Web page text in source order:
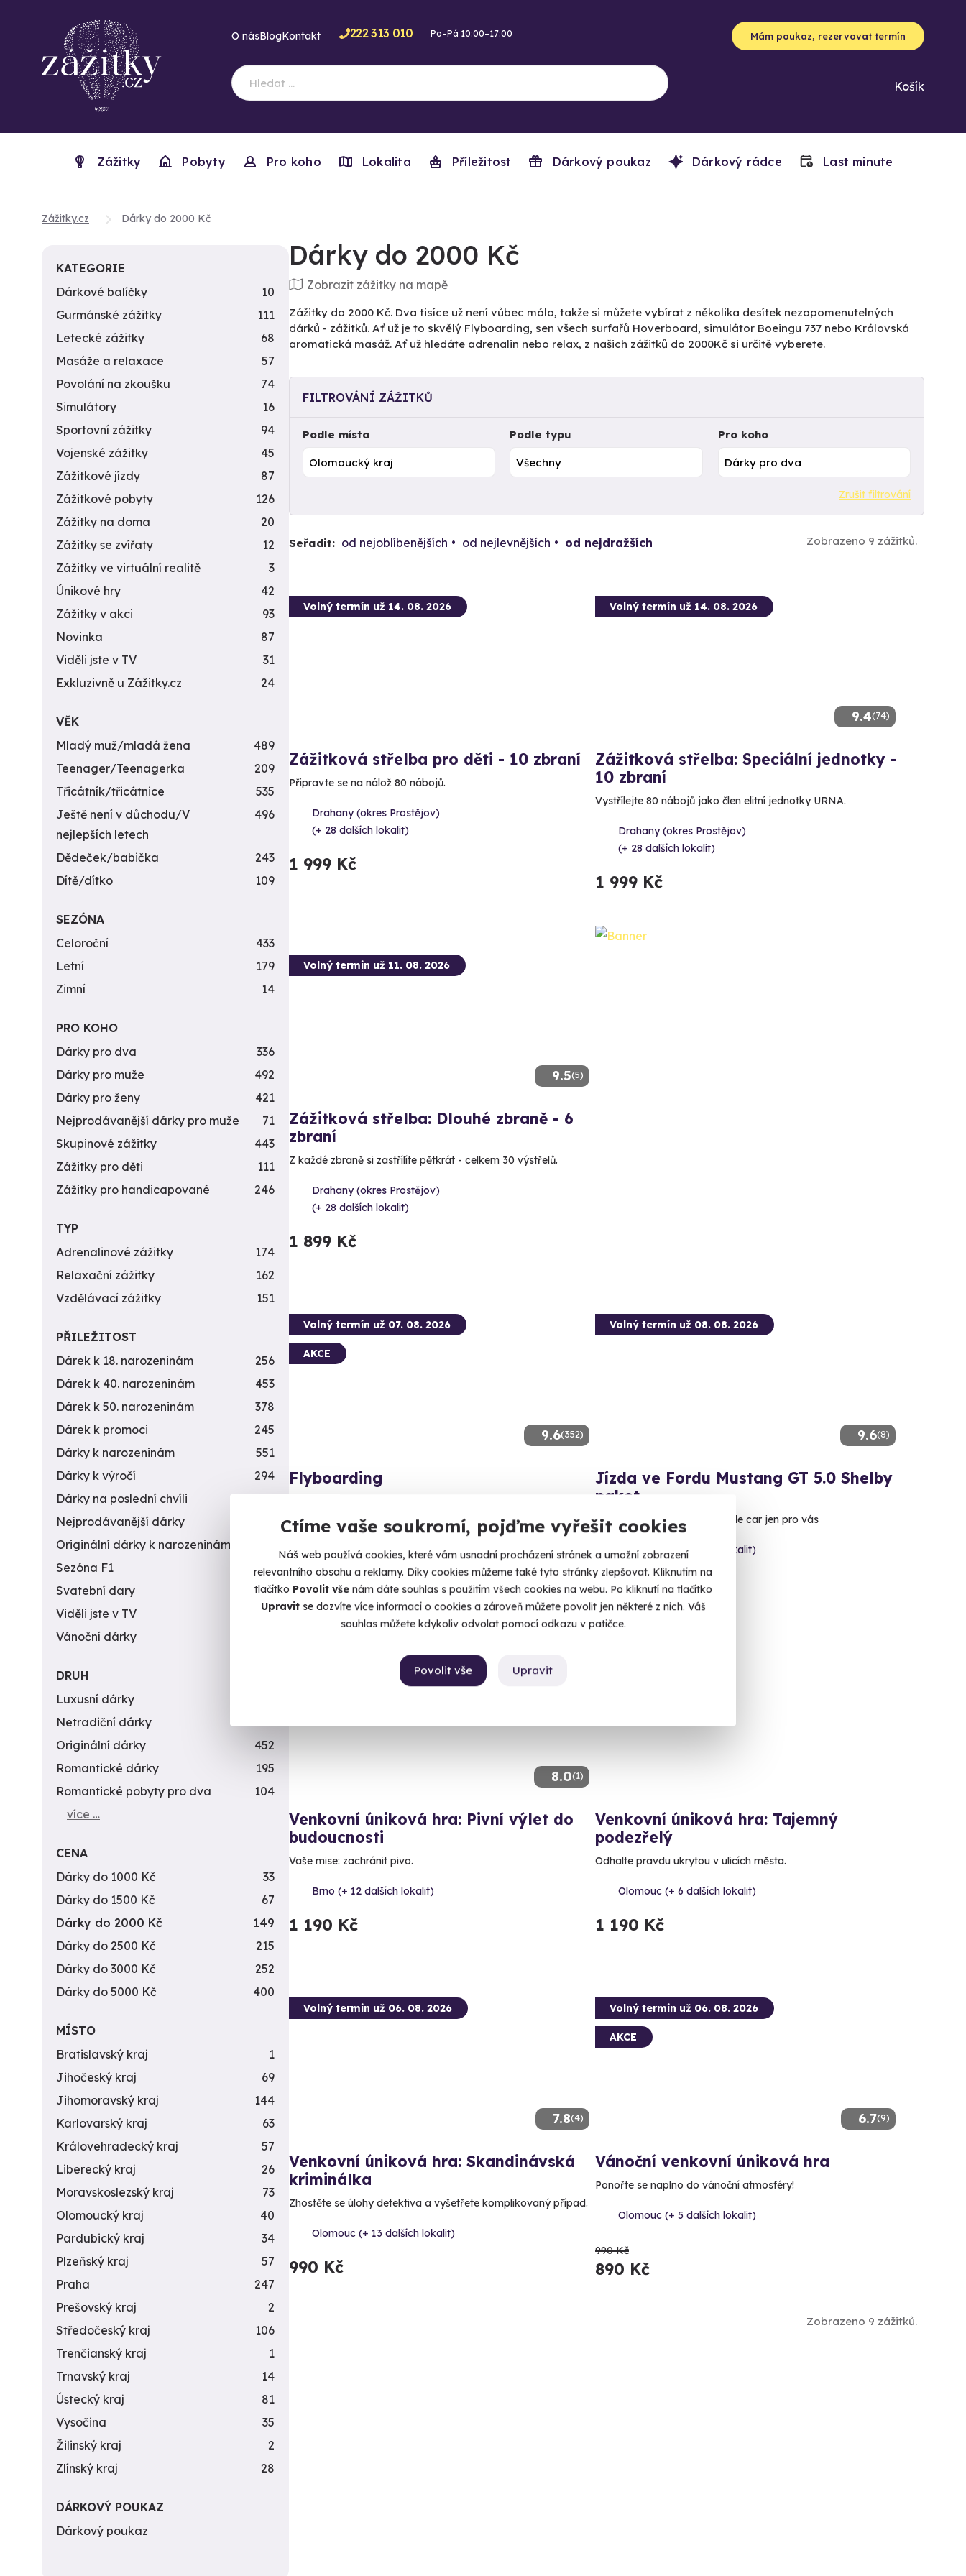
Ctíme vaše soukromí, pojďme vyřešit cookies
Náš web používá cookies, které vám usnadní procházení stránek a umožní zobrazení
relevantního obsahu a reklamy. Díky cookies můžeme také tyto stránky zlepšovat. Kliknutím na
tlačítko Povolit vše nám dáte souhlas s použitím všech cookies na webu. Po kliknutí na tlačítko
Upravitse dozvíte více informací o cookies a zároveň můžete povolit jen některé z nich. Váš
souhlas můžete kdykoliv odvolat pomocí odkazu v patičce.
Upravit
Povolit vše
O násBlogKontakt 222 313 010 Po–Pá 10:00–17:00 Mám poukaz, rezervovat termín
Košík
Zážitky Pobyty Pro koho Lokalita Příležitost Dárkový poukaz Dárkový rádce Last minute
Zážitky.cz Dárky do 2000 Kč
Dárky do 2000 Kč
Zobrazit zážitky na mapě
Zážitky do 2000 Kč. Dva tisíce už není vůbec málo, takže si můžete vybírat z několika desítek nezapomenutelných
dárků - zážitků. Ať už je to skvělý Flyboarding, sen všech surfařů Hoverboard, simulátor Boeingu 737 nebo Královská
aromatická masáž. Ať už hledáte adrenalin nebo relax, z našich zážitků do 2000Kč si určitě vyberete.
FILTROVÁNÍ ZÁŽITKŮ
Podle místa Podle typu Pro koho
Zrušit filtrování
Seřadit: od nejoblíbenějších od nejlevnějších od nejdražších Zobrazeno 9 zážitků.
Volný termín už 14. 08. 2026
Zážitková střelba pro děti - 10 zbraní
Připravte se na nálož 80 nábojů.
Drahany (okres Prostějov)
(+ 28 dalších lokalit)
1 999 Kč
9.4(74)
Volný termín už 14. 08. 2026
Zážitková střelba: Speciální jednotky -
10 zbraní
Vystřílejte 80 nábojů jako člen elitní jednotky URNA.
Drahany (okres Prostějov)
(+ 28 dalších lokalit)
1 999 Kč
9.5(5)
Volný termín už 11. 08. 2026
Zážitková střelba: Dlouhé zbraně - 6
zbraní
Z každé zbraně si zastřílíte pětkrát - celkem 30 výstřelů.
Drahany (okres Prostějov)
(+ 28 dalších lokalit)
1 899 Kč
9.6(352)
Volný termín už 07. 08. 2026
AKCE
Flyboarding
Olomouc (Náklo)
(+ 14 dalších lokalit)
1 590 Kč
9.6(8)
Volný termín už 08. 08. 2026
Jízda ve Fordu Mustang GT 5.0 Shelby
paket
Svítivě zelený americký muscle car jen pro vás
Olomouc (+ 6 dalších lokalit)
1 399 Kč
8.0(1)
Venkovní úniková hra: Pivní výlet do
budoucnosti
Vaše mise: zachránit pivo.
Brno (+ 12 dalších lokalit)
1 190 Kč
Venkovní úniková hra: Tajemný
podezřelý
Odhalte pravdu ukrytou v ulicích města.
Olomouc (+ 6 dalších lokalit)
1 190 Kč
7.8(4)
Volný termín už 06. 08. 2026
Venkovní úniková hra: Skandinávská
kriminálka
Zhostěte se úlohy detektiva a vyšetřete komplikovaný případ.
Olomouc (+ 13 dalších lokalit)
990 Kč
6.7(9)
Volný termín už 06. 08. 2026
AKCE
Vánoční venkovní úniková hra
Ponořte se naplno do vánoční atmosféry!
Olomouc (+ 5 dalších lokalit)
990 Kč
890 Kč
Zobrazeno 9 zážitků.
KATEGORIE
Dárkové balíčky
10
Gurmánské zážitky
111
Letecké zážitky
68
Masáže a relaxace
57
Povolání na zkoušku
74
Simulátory
16
Sportovní zážitky
94
Vojenské zážitky
45
Zážitkové jízdy
87
Zážitkové pobyty
126
Zážitky na doma
20
Zážitky se zvířaty
12
Zážitky ve virtuální realitě
3
Únikové hry
42
Zážitky v akci
93
Novinka
87
Viděli jste v TV
31
Exkluzivně u Zážitky.cz
24
VĚK
Mladý muž/mladá žena
489
Teenager/Teenagerka
209
Třicátník/třicátnice
535
Ještě není v důchodu/V
nejlepších letech
496
Dědeček/babička
243
Dítě/dítko
109
SEZÓNA
Celoroční
433
Letní
179
Zimní
14
PRO KOHO
Dárky pro dva
336
Dárky pro muže
492
Dárky pro ženy
421
Nejprodávanější dárky pro muže
71
Skupinové zážitky
443
Zážitky pro děti
111
Zážitky pro handicapované
246
TYP
Adrenalinové zážitky
174
Relaxační zážitky
162
Vzdělávací zážitky
151
PŘILEŽITOST
Dárek k 18. narozeninám
256
Dárek k 40. narozeninám
453
Dárek k 50. narozeninám
378
Dárek k promoci
245
Dárky k narozeninám
551
Dárky k výročí
294
Dárky na poslední chvíli
450
Nejprodávanější dárky
Originální dárky k narozeninám
Sezóna F1
4
Svatební dary
196
Viděli jste v TV
31
Vánoční dárky
DRUH
Luxusní dárky
Netradiční dárky
353
Originální dárky
452
Romantické dárky
195
Romantické pobyty pro dva
104
více …
CENA
Dárky do 1000 Kč
33
Dárky do 1500 Kč
67
Dárky do 2000 Kč
149
Dárky do 2500 Kč
215
Dárky do 3000 Kč
252
Dárky do 5000 Kč
400
MÍSTO
Bratislavský kraj
1
Jihočeský kraj
69
Jihomoravský kraj
144
Karlovarský kraj
63
Královehradecký kraj
57
Liberecký kraj
26
Moravskoslezský kraj
73
Olomoucký kraj
40
Pardubický kraj
34
Plzeňský kraj
57
Praha
247
Prešovský kraj
2
Středočeský kraj
106
Trenčianský kraj
1
Trnavský kraj
14
Ústecký kraj
81
Vysočina
35
Žilinský kraj
2
Zlínský kraj
28
DÁRKOVÝ POUKAZ
Dárkový poukaz